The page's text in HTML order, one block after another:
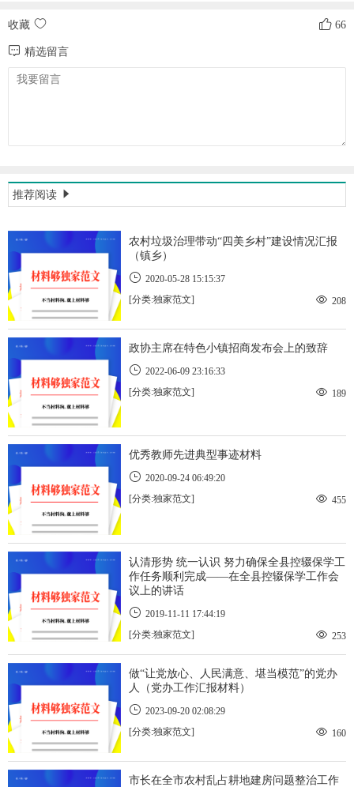
收藏 66
精选留言
推荐阅读
农村垃圾治理带动“四美乡村”建设情况汇报
（镇乡）
2020-05-28 15:15:37
[分类:独家范文]
208
政协主席在特色小镇招商发布会上的致辞
2022-06-09 23:16:33
[分类:独家范文]
189
优秀教师先进典型事迹材料
2020-09-24 06:49:20
[分类:独家范文]
455
认清形势 统一认识 努力确保全县控辍保学工
作任务顺利完成——在全县控辍保学工作会
议上的讲话
2019-11-11 17:44:19
[分类:独家范文]
253
做“让党放心、人民满意、堪当模范”的党办
人（党办工作汇报材料）
2023-09-20 02:08:29
[分类:独家范文]
160
市长在全市农村乱占耕地建房问题整治工作